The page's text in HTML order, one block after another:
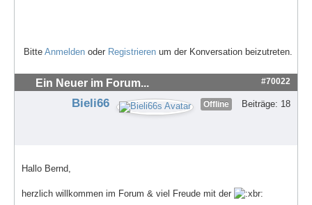
Bitte Anmelden oder Registrieren um der Konversation beizutreten.
Ein Neuer im Forum... #70022
Bieli66 Offline Beiträge: 18
Hallo Bernd,
herzlich willkommen im Forum & viel Freude mit der